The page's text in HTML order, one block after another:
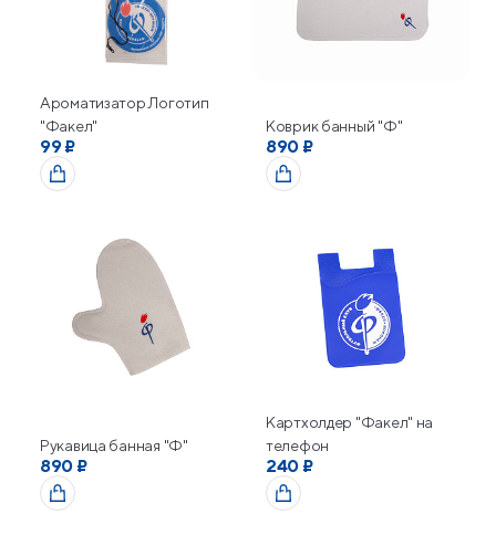
Ароматизатор Логотип
"Факел"
99 ₽
Коврик банный "Ф"
890 ₽
Рукавица банная "Ф"
890 ₽
Картхолдер "Факел" на
телефон
240 ₽